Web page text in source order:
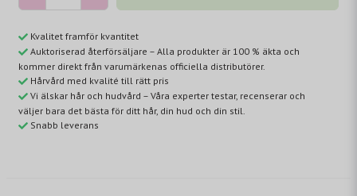
Kvalitet framför kvantitet
Auktoriserad återförsäljare – Alla produkter är 100 % äkta och
kommer direkt från varumärkenas officiella distributörer.
Hårvård med kvalité till rätt pris
Vi älskar hår och hudvård – Våra experter testar, recenserar och
väljer bara det bästa för ditt hår, din hud och din stil.
Snabb leverans